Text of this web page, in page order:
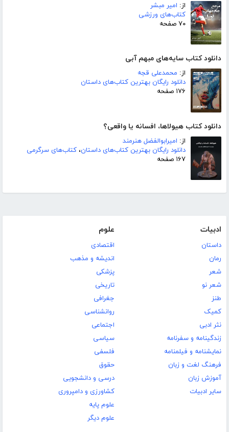
از: امیر مبشر
کتاب‌های ورزشی
۷۰ صفحه
دانلود کتاب سایه‌های مبهم آبی
از: محمدعلی قجه
دانلود رایگان بهترین کتاب‌های داستان
۱۷۶ صفحه
دانلود کتاب هیولاها، افسانه یا واقعی؟
از: امیرابوالفضل هنرمند
دانلود رایگان بهترین کتاب‌های داستان، کتاب‌های سرگرمی
۱۶۷ صفحه
ادبیات
داستان
رمان
شعر
شعر نو
طنز
کمیک
نثر ادبی
زندگینامه و سفرنامه
نمایشنامه و فیلمنامه
فرهنگ لغت و زبان
آموزش زبان
سایر ادبیات
علوم
اقتصادی
اندیشه و مذهب
پزشکی
تاریخی
جغرافی
روانشناسی
اجتماعی
سیاسی
فلسفی
حقوق
درسی و دانشجویی
کشاورزی و دامپروری
علوم پایه
علوم دیگر